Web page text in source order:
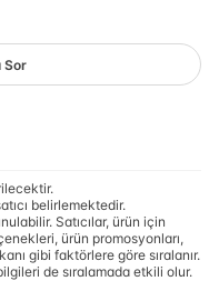
Sor
belirlemektedir.
Satıcılar, ürün için
ürün promosyonları,
gibi faktörlere göre sıralanır.
de sıralamada etkili olur.